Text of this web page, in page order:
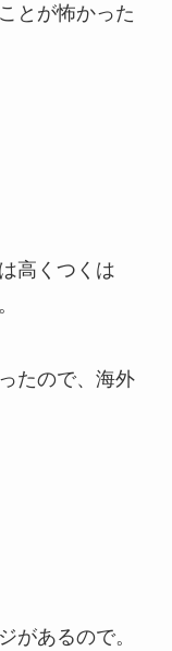
とが怖かった
高くつくは
たので、海外
があるので。